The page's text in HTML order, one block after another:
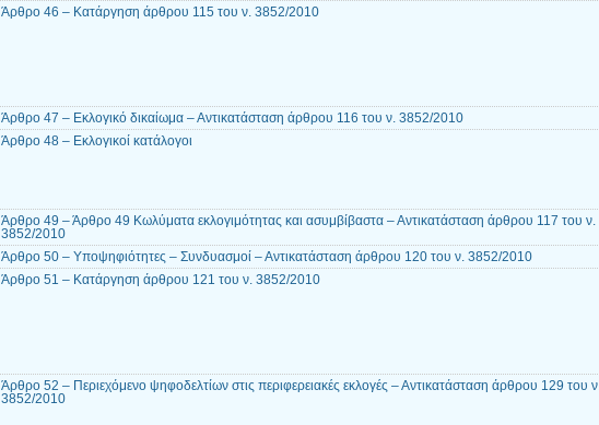
Άρθρο 46 – Κατάργηση άρθρου 115 του ν. 3852/2010
Άρθρο 47 – Εκλογικό δικαίωμα – Αντικατάσταση άρθρου 116 του ν. 3852/2010
Άρθρο 48 – Εκλογικοί κατάλογοι
Άρθρο 49 – Άρθρο 49 Κωλύματα εκλογιμότητας και ασυμβίβαστα – Αντικατάσταση άρθρου 117 του ν.
3852/2010
Άρθρο 50 – Υποψηφιότητες – Συνδυασμοί – Αντικατάσταση άρθρου 120 του ν. 3852/2010
Άρθρο 51 – Κατάργηση άρθρου 121 του ν. 3852/2010
Άρθρο 52 – Περιεχόμενο ψηφοδελτίων στις περιφερειακές εκλογές – Αντικατάσταση άρθρου 129 του ν.
3852/2010